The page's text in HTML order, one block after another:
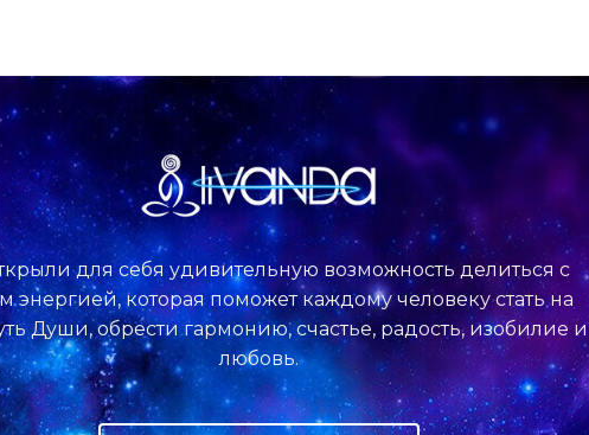
для себя удивительную возможность делиться с
энергией, которая поможет каждому человеку стать на
Души, обрести гармонию, счастье, радость, изобилие и
любовь.